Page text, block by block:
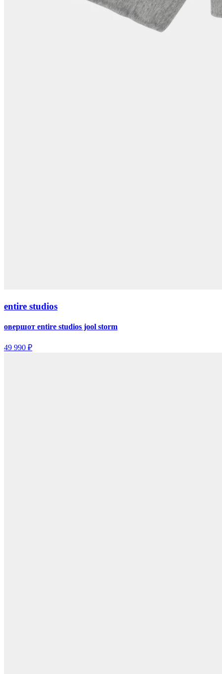
entire studios
овершот entire studios jool storm
49 990 ₽